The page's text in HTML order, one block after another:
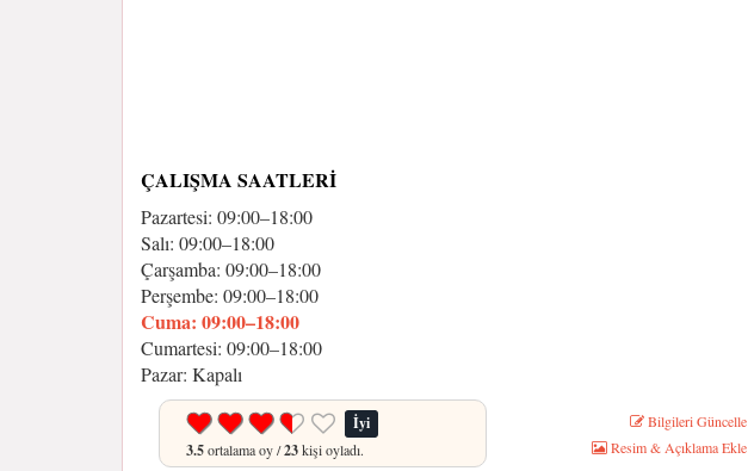
ÇALIŞMA SAATLERI
Pazartesi: 09:00–18:00
Salı: 09:00–18:00
Çarşamba: 09:00–18:00
Perşembe: 09:00–18:00
Cuma: 09:00–18:00
Cumartesi: 09:00–18:00
Pazar: Kapalı
İyi
3.5ortalama oy /23kişi oyladı.
Bilgileri Güncelle
Resim & Açıklama Ekle